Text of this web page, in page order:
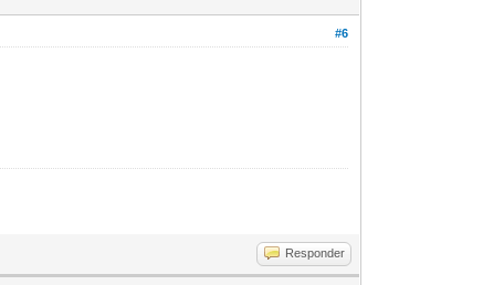
#6
Responder